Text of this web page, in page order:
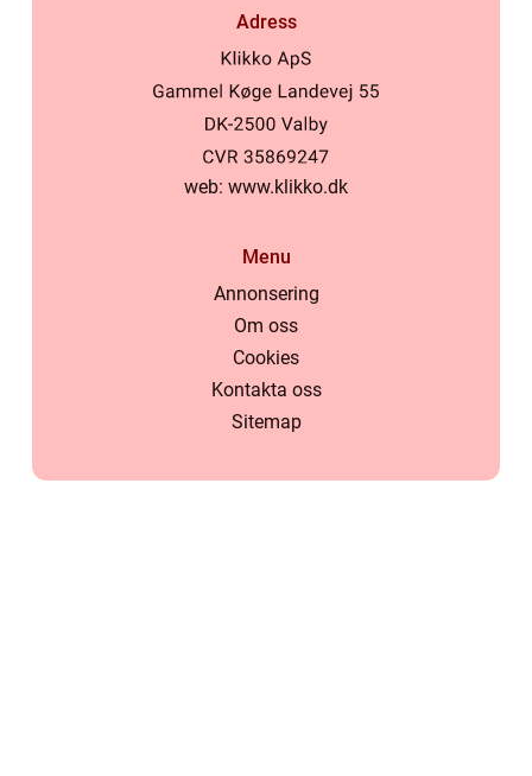
Adress
web: www.klikko.dk
Menu
Annonsering
Om oss
Cookies
Kontakta oss
Sitemap